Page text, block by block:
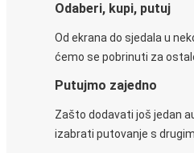
Odaberi, kupi, putuj
Od ekrana do sjedala u
ćemo se pobrinuti za
Putujmo zajedno
Zašto dodavati još jedan
izabrati putovanje s